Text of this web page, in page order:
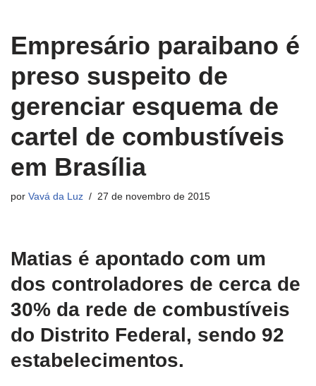
Empresário paraibano é
preso suspeito de
gerenciar esquema de
cartel de combustíveis
em Brasília
por Vavá da Luz 27 de novembro de 2015
Matias é apontado com um
dos controladores de cerca de
30% da rede de combustíveis
do Distrito Federal, sendo 92
estabelecimentos.